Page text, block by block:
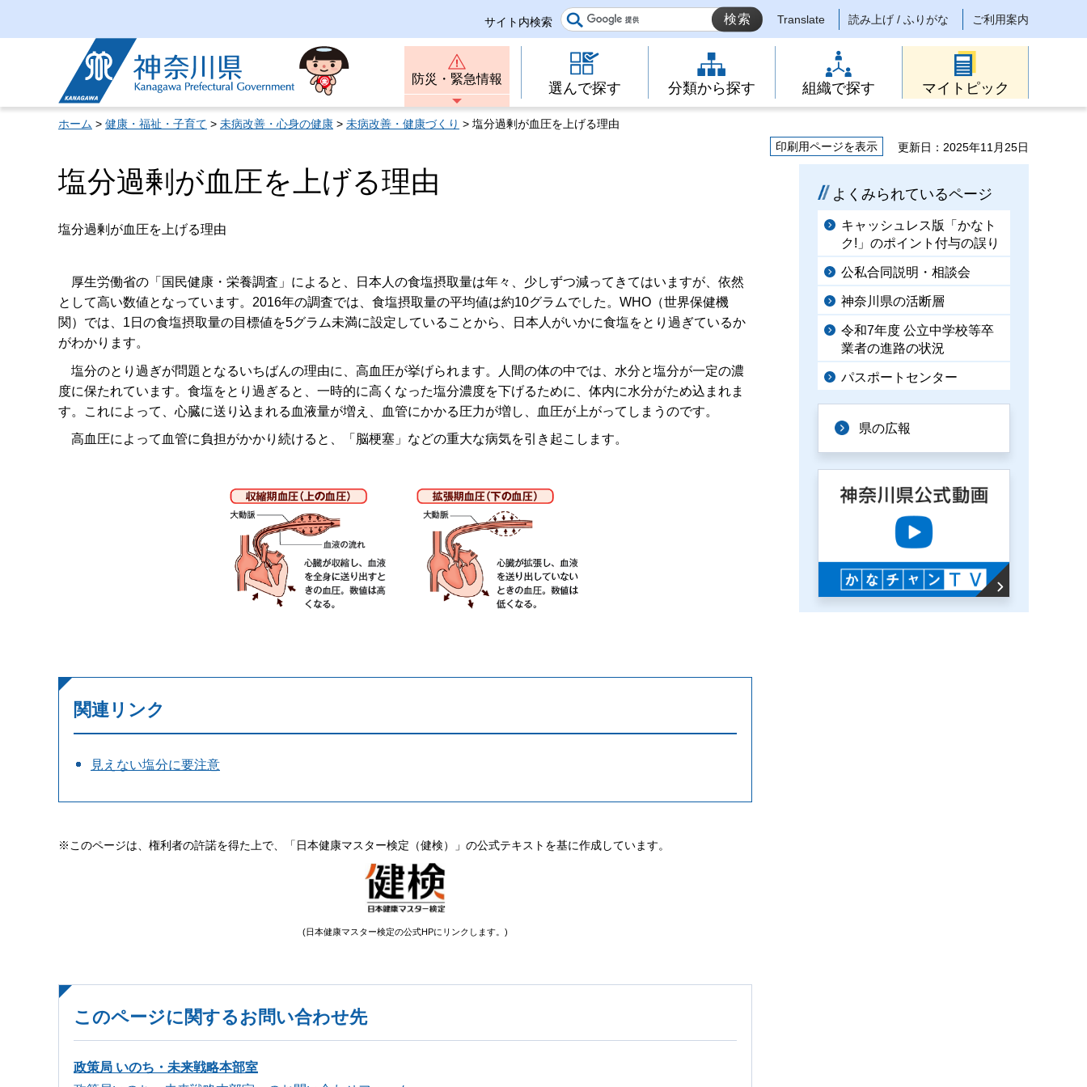
サイト内検索 Translate 読み上げ / ふりがな ご利用案内
神奈川県
防災・緊急情報
選んで探す 分類から探す 組織で探す マイトピック
ホーム > 健康・福祉・子育て > 未病改善・心身の健康 > 未病改善・健康づくり > 塩分過剰が血圧を上げる理由
印刷用ページを表示
更新日：2025年11月25日
塩分過剰が血圧を上げる理由
塩分過剰が血圧を上げる理由
厚生労働省の「国民健康・栄養調査」によると、日本人の食塩摂取量は年々、少しずつ減ってきてはいますが、依然
として高い数値となっています。2016年の調査では、食塩摂取量の平均値は約10グラムでした。WHO（世界保健機
関）では、1日の食塩摂取量の目標値を5グラム未満に設定していることから、日本人がいかに食塩をとり過ぎているか
がわかります。
塩分のとり過ぎが問題となるいちばんの理由に、高血圧が挙げられます。人間の体の中では、水分と塩分が一定の濃
度に保たれています。食塩をとり過ぎると、一時的に高くなった塩分濃度を下げるために、体内に水分がため込まれま
す。これによって、心臓に送り込まれる血液量が増え、血管にかかる圧力が増し、血圧が上がってしまうのです。
高血圧によって血管に負担がかかり続けると、「脳梗塞」などの重大な病気を引き起こします。
関連リンク
見えない塩分に要注意
※このページは、権利者の許諾を得た上で、「日本健康マスター検定（健検）」の公式テキストを基に作成しています。
(日本健康マスター検定の公式HPにリンクします。)
このページに関するお問い合わせ先
政策局 いのち・未来戦略本部室
よくみられているページ
キャッシュレス版「かなト
ク!」のポイント付与の誤り
公私合同説明・相談会
神奈川県の活断層
令和7年度 公立中学校等卒
業者の進路の状況
パスポートセンター
県の広報